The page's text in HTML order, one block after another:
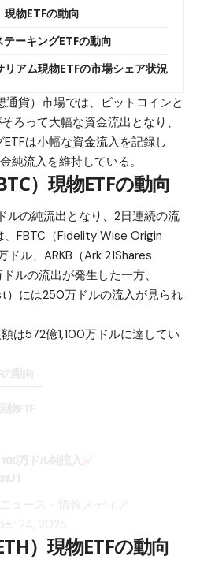
物ETFの動向
ーキングETFの動向
リアム現物ETFの市場シェア状況
貨）市場では、ビットコインと
ろって大幅な資金流出となり、
は小幅な資金流入を記録し
純流入を維持している。
）現物ETFの動向
ルの純流出となり、2日連続の流
FBTC（Fidelity Wise Origin
ル、ARKB（Ark 21Shares
ルの流出が発生した一方、
）には250万ドルの流入が見られ
は572億1,100万ドルに達してい
）現物ETFの動向